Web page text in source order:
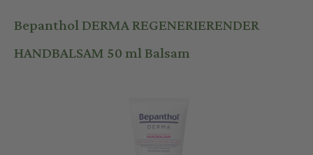
Bepanthol DERMA REGENERIERENDER
HANDBALSAM 50 ml Balsam